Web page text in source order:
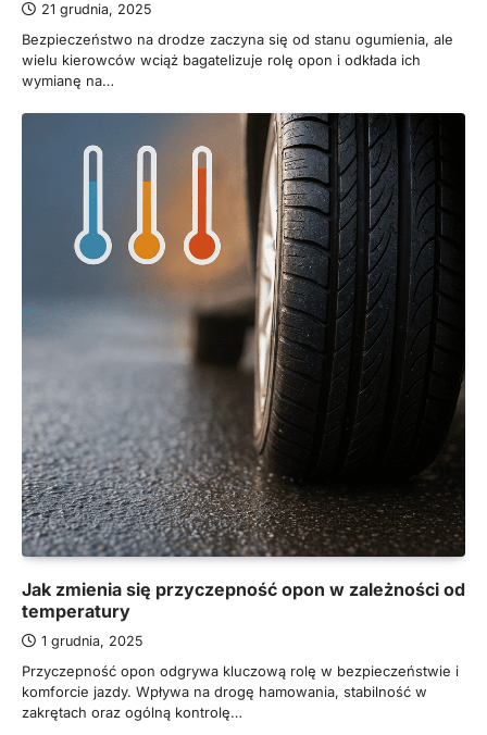
21 grudnia, 2025
Bezpieczeństwo na drodze zaczyna się od stanu ogumienia, ale
wielu kierowców wciąż bagatelizuje rolę opon i odkłada ich
wymianę na…
Jak zmienia się przyczepność opon w zależności od
temperatury
1 grudnia, 2025
Przyczepność opon odgrywa kluczową rolę w bezpieczeństwie i
komforcie jazdy. Wpływa na drogę hamowania, stabilność w
zakrętach oraz ogólną kontrolę…